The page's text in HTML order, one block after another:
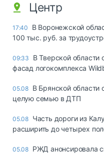
Центр
17:40
В Воронежской
100 тыс. руб. за
09:33
В Тверской
фасад логокомплекса
05.08 В Брянской области
целую семью в ДТП
05.08 Часть дороги из
расширить до четырех
05.08 РЖД анонсировала